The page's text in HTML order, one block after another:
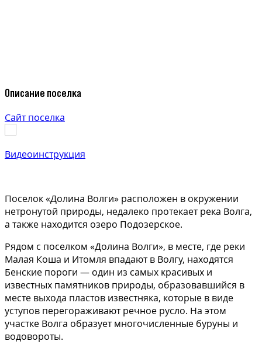
Описание поселка
Сайт поселка
Видеоинструкция
Поселок «Долина Волги» расположен в окружении
нетронутой природы, недалеко протекает река Волга,
а также находится озеро Подозерское.
Рядом с поселком «Долина Волги», в месте, где реки
Малая Коша и Итомля впадают в Волгу, находятся
Бенские пороги — один из самых красивых и
известных памятников природы, образовавшийся в
месте выхода пластов известняка, которые в виде
уступов перегораживают речное русло. На этом
участке Волга образует многочисленные буруны и
водовороты.